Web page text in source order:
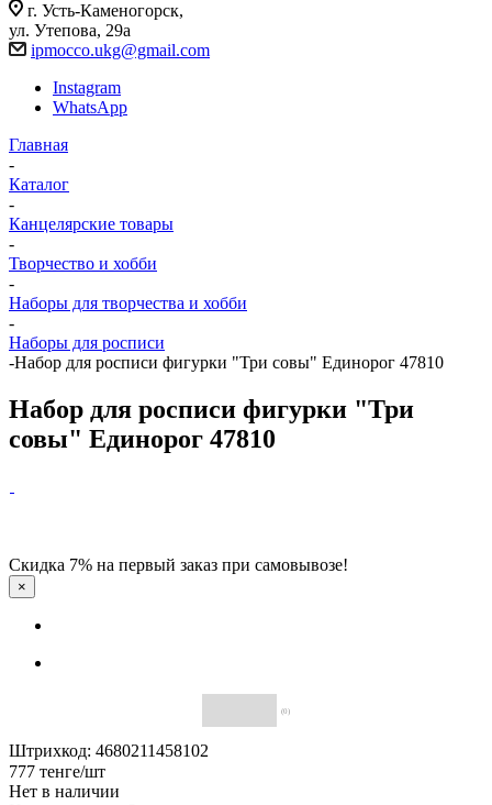
г. Усть-Каменогорск,
ул. Утепова, 29а
ipmocco.ukg@gmail.com
Instagram
WhatsApp
Главная
-
Каталог
-
Канцелярские товары
-
Творчество и хобби
-
Наборы для творчества и хобби
-
Наборы для росписи
-Набор для росписи фигурки "Три совы" Единорог 47810
Набор для росписи фигурки "Три
совы" Единорог 47810
Скидка 7% на первый заказ при самовывозе!
×
(0)
Штрихкод: 4680211458102
777 тенге/шт
Нет в наличии